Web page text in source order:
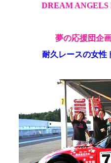
DREAM ANGELS
夢の応援団企
耐久レースの女性